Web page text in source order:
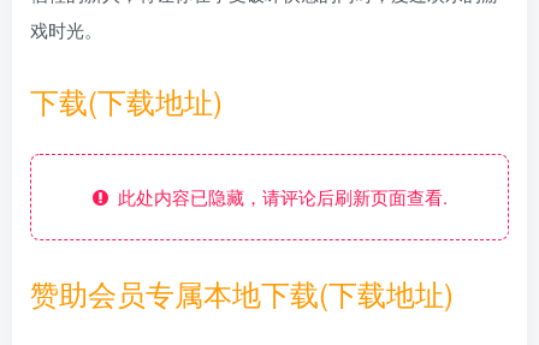
戏时光。
下载(下载地址)
此处内容已隐藏，请评论后刷新页面查看.
赞助会员专属本地下载(下载地址)